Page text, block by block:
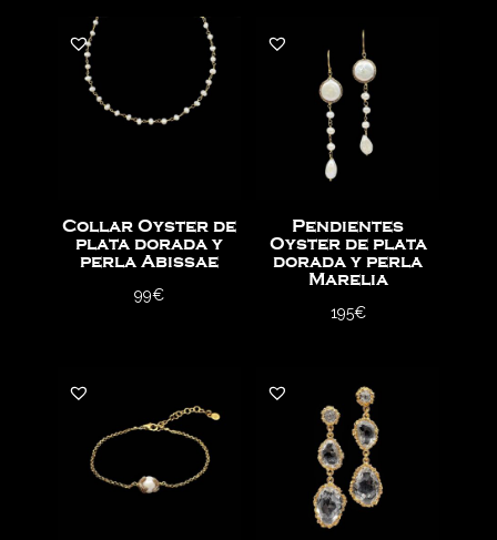
Collar Oyster de
plata dorada y
perla Abissae
99€
Pendientes
Oyster de plata
dorada y perla
Marelia
195€